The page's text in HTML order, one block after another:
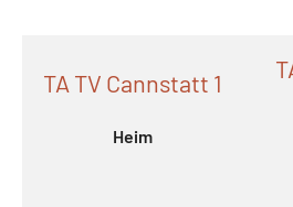
TA TV Cannstatt 1
Heim